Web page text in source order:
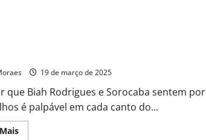
19 de março de 2025
que Biah Rodrigues e Sorocaba sentem por
é palpável em cada canto do...